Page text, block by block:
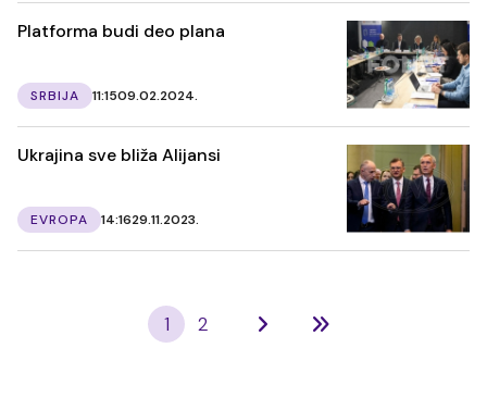
Platforma budi deo plana
SRBIJA 11:1509.02.2024.
Ukrajina sve bliža Alijansi
EVROPA 14:1629.11.2023.
1 2